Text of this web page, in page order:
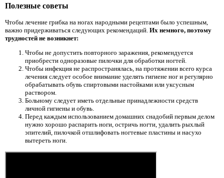
Полезные советы
Чтобы лечение грибка на ногах народными рецептами было успешным,
важно придерживаться следующих рекомендаций. Их немного, поэтому
трудностей не возникнет:
Чтобы не допустить повторного заражения, рекомендуется
приобрести одноразовые пилочки для обработки ногтей.
Чтобы инфекция не распространялась, на протяжении всего курса
лечения следует особое внимание уделять гигиене ног и регулярно
обрабатывать обувь спиртовыми настойками или уксусным
раствором.
Больному следует иметь отдельные принадлежности средств
личной гигиены и обувь.
Перед каждым использованием домашних снадобий первым делом
нужно хорошо распарить ноги, остричь ногти, удалить рыхлый
эпителий, пилочкой отшлифовать ногтевые пластины и насухо
вытереть ноги.